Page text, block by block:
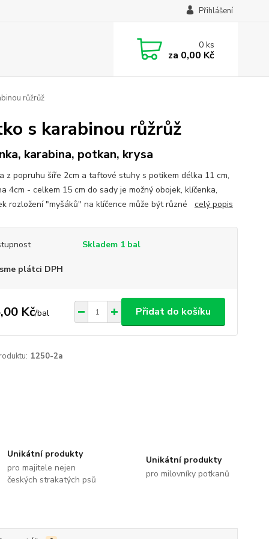
Přihlášení
0ks
za 0,00 Kč
růžrůž
s karabinou růžrůž
karabina, potkan, krysa
z popruhu šíře 2cm a taftové stuhy s potikem délka 11 cm,
4cm - celkem 15 cm do sady je možný obojek, klíčenka,
rozložení "myšáků" na klíčence může být různé celý popis
Skladem 1 bal
plátci DPH
Kč/bal Přidat do košíku
1250-2a
Unikátní produkty
pro majitele nejen
českých strakatých psů
Unikátní produkty
pro milovníky potkanů